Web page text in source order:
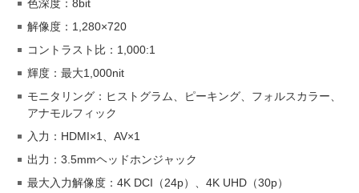
色深度：8bit
解像度：1,280×720
コントラスト比：1,000:1
輝度：最大1,000nit
モニタリング：ヒストグラム、ピーキング、フォルスカラー、
アナモルフィック
入力：HDMI×1、AV×1
出力：3.5mmヘッドホンジャック
最大入力解像度：4K DCI（24p）、4K UHD（30p）